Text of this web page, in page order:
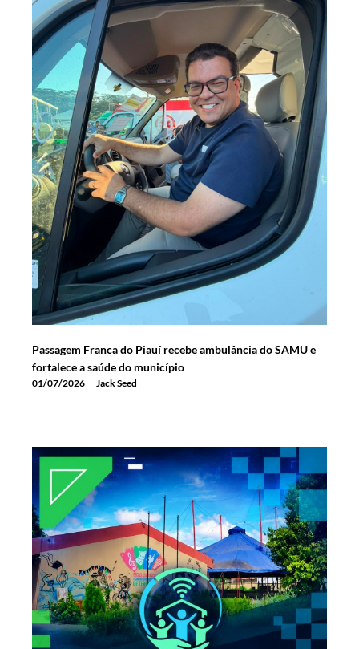
Passagem Franca do Piauí recebe ambulância do SAMU e
fortalece a saúde do município
01/07/2026 Jack Seed